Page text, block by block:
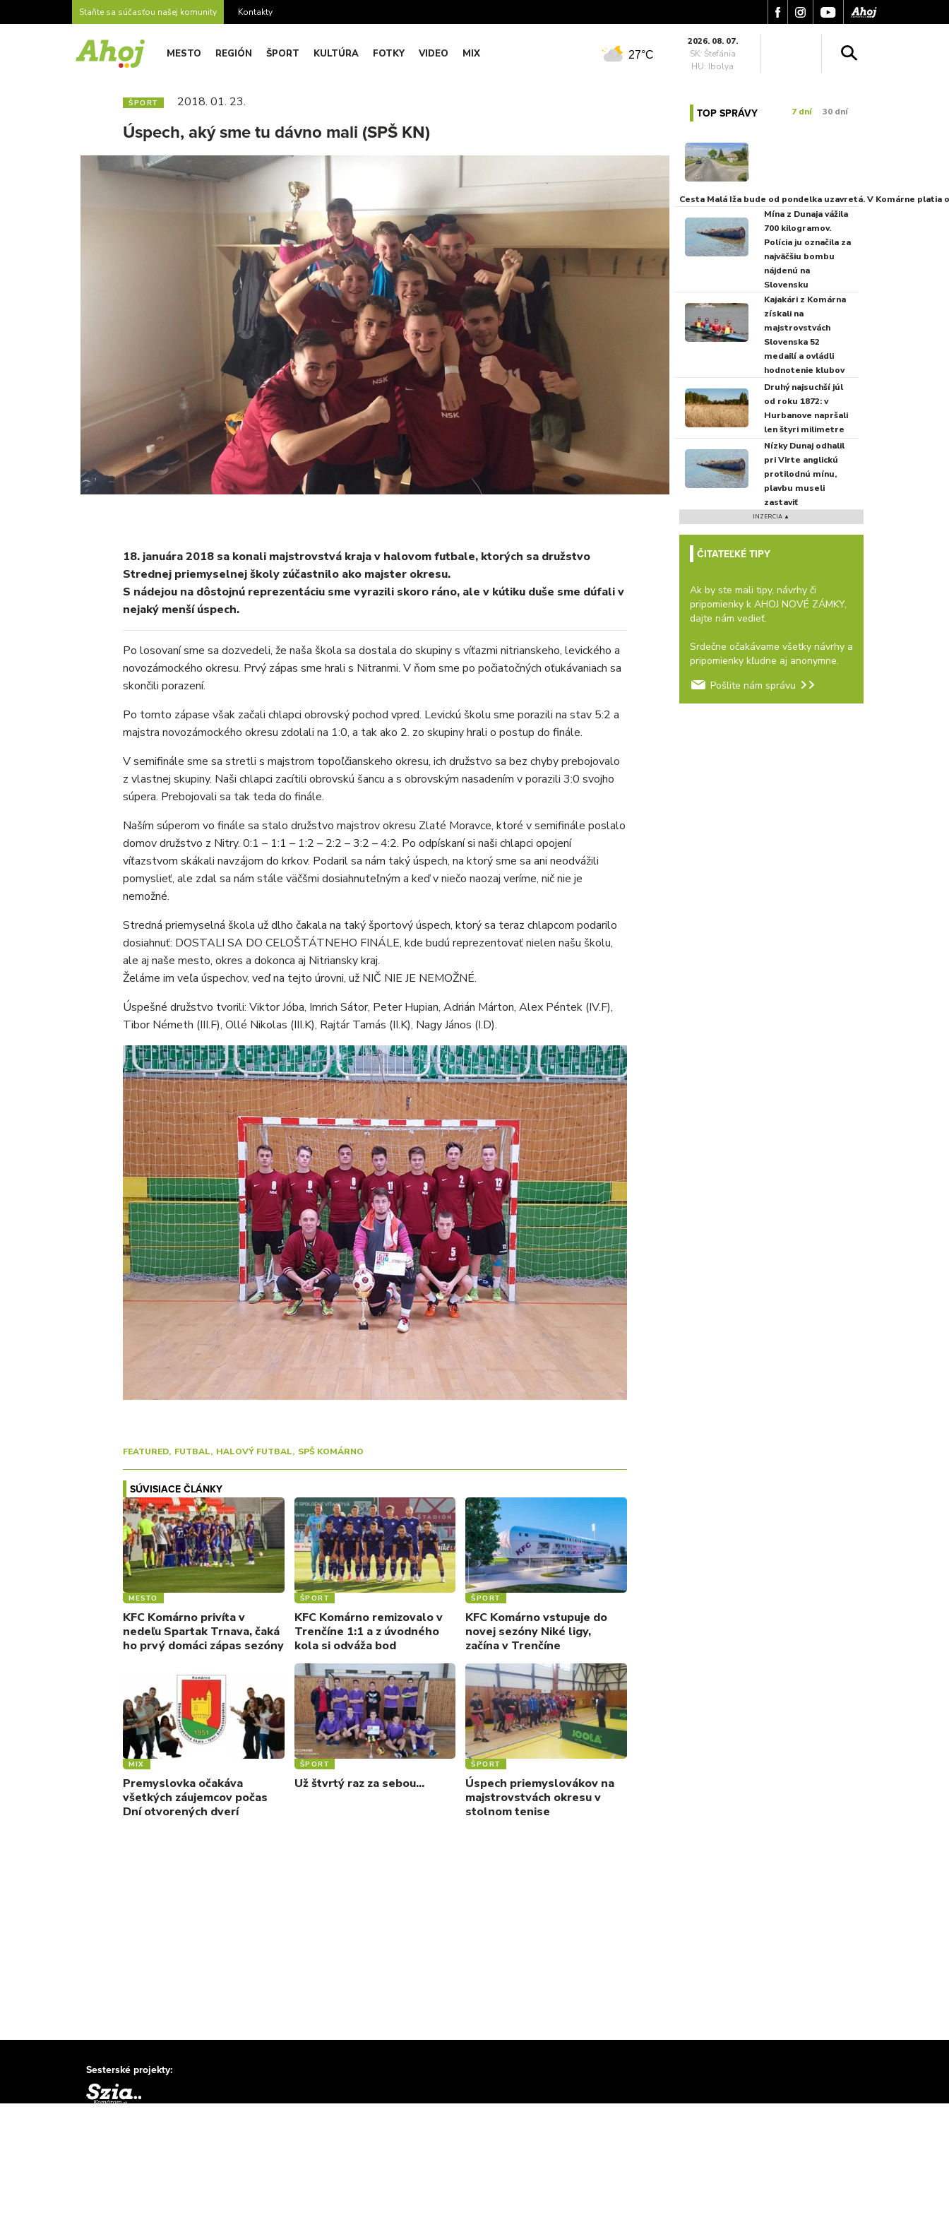
Staňte sa súčasťou našej komunity Kontakty
MESTO REGIÓN ŠPORT KULTÚRA FOTKY VIDEO MIX 27°C
2026. 08. 07.
SK: Štefánia
HU: Ibolya
ŠPORT 2018. 01. 23.
Úspech, aký sme tu dávno mali (SPŠ KN)
18. januára 2018 sa konali majstrovstvá kraja v halovom futbale, ktorých sa družstvo
Strednej priemyselnej školy zúčastnilo ako majster okresu.
S nádejou na dôstojnú reprezentáciu sme vyrazili skoro ráno, ale v kútiku duše sme dúfali v
nejaký menší úspech.
Po losovaní sme sa dozvedeli, že naša škola sa dostala do skupiny s víťazmi nitrianskeho, levického a
novozámockého okresu. Prvý zápas sme hrali s Nitranmi. V ňom sme po počiatočných oťukávaniach sa
skončili porazení.
Po tomto zápase však začali chlapci obrovský pochod vpred. Levickú školu sme porazili na stav 5:2 a
majstra novozámockého okresu zdolali na 1:0, a tak ako 2. zo skupiny hrali o postup do finále.
V semifinále sme sa stretli s majstrom topoľčianskeho okresu, ich družstvo sa bez chyby prebojovalo
z vlastnej skupiny. Naši chlapci zacítili obrovskú šancu a s obrovským nasadením v porazili 3:0 svojho
súpera. Prebojovali sa tak teda do finále.
Naším súperom vo finále sa stalo družstvo majstrov okresu Zlaté Moravce, ktoré v semifinále poslalo
domov družstvo z Nitry. 0:1 – 1:1 – 1:2 – 2:2 – 3:2 – 4:2. Po odpískaní si naši chlapci opojení
víťazstvom skákali navzájom do krkov. Podaril sa nám taký úspech, na ktorý sme sa ani neodvážili
pomyslieť, ale zdal sa nám stále väčšmi dosiahnuteľným a keď v niečo naozaj veríme, nič nie je
nemožné.
Stredná priemyselná škola už dlho čakala na taký športový úspech, ktorý sa teraz chlapcom podarilo
dosiahnuť: DOSTALI SA DO CELOŠTÁTNEHO FINÁLE, kde budú reprezentovať nielen našu školu,
ale aj naše mesto, okres a dokonca aj Nitriansky kraj.
Želáme im veľa úspechov, veď na tejto úrovni, už NIČ NIE JE NEMOŽNÉ.
Úspešné družstvo tvorili: Viktor Jóba, Imrich Sátor, Peter Hupian, Adrián Márton, Alex Péntek (IV.F),
Tibor Németh (III.F), Ollé Nikolas (III.K), Rajtár Tamás (II.K), Nagy János (I.D).
FEATURED FUTBAL HALOVÝ FUTBAL SPŠ KOMÁRNO
SÚVISIACE ČLÁNKY
MESTO
KFC Komárno privíta v
nedeľu Spartak Trnava, čaká
ho prvý domáci zápas sezóny
ŠPORT
KFC Komárno remizovalo v
Trenčíne 1:1 a z úvodného
kola si odváža bod
ŠPORT
KFC Komárno vstupuje do
novej sezóny Niké ligy,
začína v Trenčíne
MIX
Premyslovka očakáva
všetkých záujemcov počas
Dní otvorených dverí
ŠPORT
Už štvrtý raz za sebou…
ŠPORT
Úspech priemyslovákov na
majstrovstvách okresu v
stolnom tenise
TOP SPRÁVY 7 dní 30 dní
Cesta Malá Iža bude od pondelka uzavretá. V Komárne platia
Mína z Dunaja vážila
700 kilogramov.
Polícia ju označila za
najväčšiu bombu
nájdenú na
Slovensku
Kajakári z Komárna
získali na
majstrovstvách
Slovenska 52
medailí a ovládli
hodnotenie klubov
Druhý najsuchší júl
od roku 1872: v
Hurbanove napršali
len štyri milimetre
Nízky Dunaj odhalil
pri Virte anglickú
protilodnú mínu,
plavbu museli
zastaviť
INZERCIA ▲
ČITATEĽKÉ TIPY
Ak by ste mali tipy, návrhy či
pripomienky k AHOJ NOVÉ ZÁMKY,
dajte nám vedieť.
Srdečne očakávame všetky návrhy a
pripomienky kľudne aj anonymne.
Pošlite nám správu
Sesterské projekty: